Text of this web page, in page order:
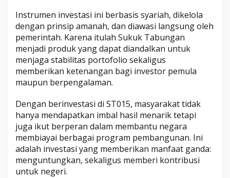
Instrumen investasi ini berbasis syariah, dikelola
dengan prinsip amanah, dan diawasi langsung oleh
pemerintah. Karena itulah Sukuk Tabungan
menjadi produk yang dapat diandalkan untuk
menjaga stabilitas portofolio sekaligus
memberikan ketenangan bagi investor pemula
maupun berpengalaman.
Dengan berinvestasi di ST015, masyarakat tidak
hanya mendapatkan imbal hasil menarik tetapi
juga ikut berperan dalam membantu negara
membiayai berbagai program pembangunan. Ini
adalah investasi yang memberikan manfaat ganda:
menguntungkan, sekaligus memberi kontribusi
untuk negeri.